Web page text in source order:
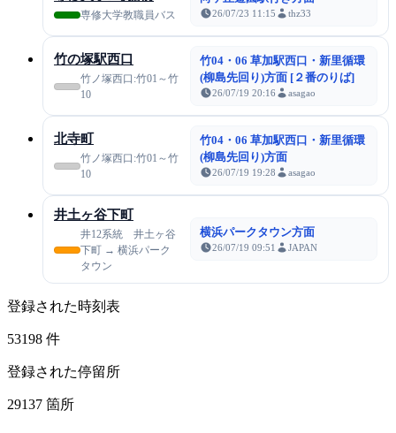
専修大学教職員バス 26/07/23 11:15 thz33
竹の塚駅西口
竹ノ塚西口:竹01～竹
10
竹04・06 草加駅西口・新里循環
(柳島先回り)方面 [２番のりば]
26/07/19 20:16 asagao
北寺町
竹ノ塚西口:竹01～竹
10
竹04・06 草加駅西口・新里循環
(柳島先回り)方面
26/07/19 19:28 asagao
井土ヶ谷下町
井12系統 井土ヶ谷
下町 → 横浜パーク
タウン
横浜パークタウン方面
26/07/19 09:51 JAPAN
登録された時刻表
53198 件
登録された停留所
29137 箇所